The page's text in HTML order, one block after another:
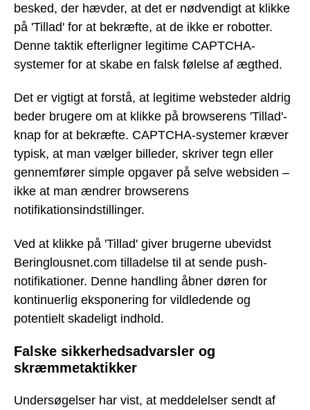
besked, der hævder, at det er nødvendigt at klikke
på 'Tillad' for at bekræfte, at de ikke er robotter.
Denne taktik efterligner legitime CAPTCHA-
systemer for at skabe en falsk følelse af ægthed.
Det er vigtigt at forstå, at legitime websteder aldrig
beder brugere om at klikke på browserens 'Tillad'-
knap for at bekræfte. CAPTCHA-systemer kræver
typisk, at man vælger billeder, skriver tegn eller
gennemfører simple opgaver på selve websiden –
ikke at man ændrer browserens
notifikationsindstillinger.
Ved at klikke på 'Tillad' giver brugerne ubevidst
Beringlousnet.com tilladelse til at sende push-
notifikationer. Denne handling åbner døren for
kontinuerlig eksponering for vildledende og
potentielt skadeligt indhold.
Falske sikkerhedsadvarsler og
skræmmetaktikker
Undersøgelser har vist, at meddelelser sendt af